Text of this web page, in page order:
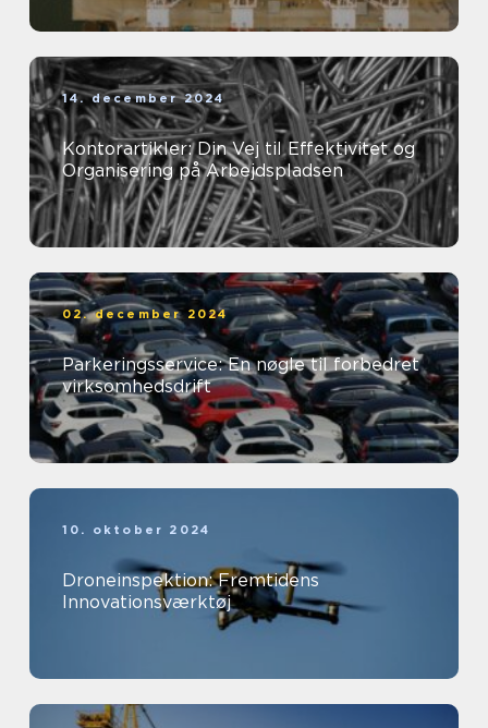
14. december 2024
Kontorartikler: Din Vej til Effektivitet og
Organisering på Arbejdspladsen
02. december 2024
Parkeringsservice: En nøgle til forbedret
virksomhedsdrift
10. oktober 2024
Droneinspektion: Fremtidens
Innovationsværktøj